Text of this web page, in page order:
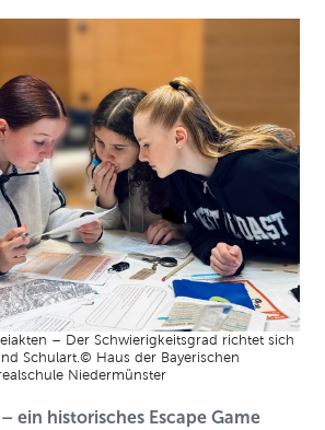
– Der Schwierigkeitsgrad richtet sich
Schulart.© Haus der Bayerischen
Niedermünster
ein historisches Escape Game